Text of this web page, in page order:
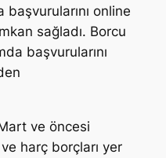
başvurularını online
sağladı. Borcu
başvurularını
ve öncesi
harç borçları yer